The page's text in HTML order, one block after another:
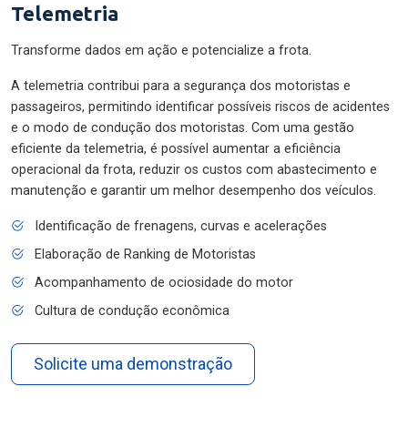
Telemetria
Transforme dados em ação e potencialize a frota.
A telemetria contribui para a segurança dos motoristas e
passageiros, permitindo identificar possíveis riscos de acidentes
e o modo de condução dos motoristas. Com uma gestão
eficiente da telemetria, é possível aumentar a eficiência
operacional da frota, reduzir os custos com abastecimento e
manutenção e garantir um melhor desempenho dos veículos.
Identificação de frenagens, curvas e acelerações
Elaboração de Ranking de Motoristas
Acompanhamento de ociosidade do motor
Cultura de condução econômica
Solicite uma demonstração